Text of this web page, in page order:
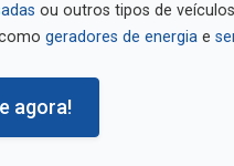
ou outros tipos de
geradores de energia e
agora!